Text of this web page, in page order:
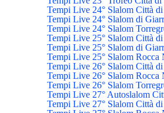
Tempi Live 24° Slalom Città di
Tempi Live 24° Slalom di
Tempi Live 24° Slalom
Tempi Live 25° Slalom Città di
Tempi Live 25° Slalom di
Tempi Live 25° Slalom Rocca
Tempi Live 26° Slalom Città di
Tempi Live 26° Slalom Rocca
Tempi Live 26° Slalom
Tempi Live 27° Autoslalom
Tempi Live 27° Slalom Città di